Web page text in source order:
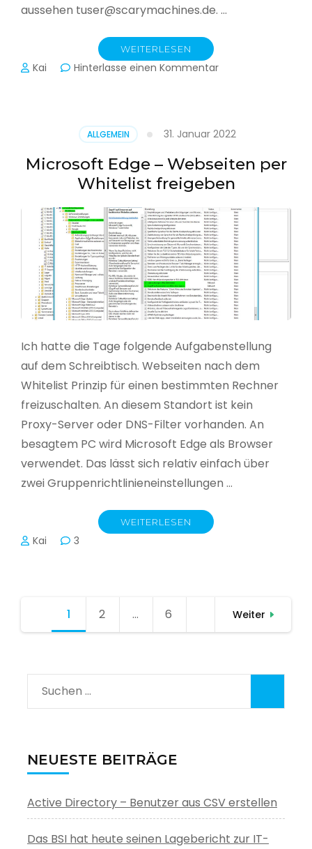
aussehen tuser@scarymachines.de. …
WEITERLESEN
Kai Hinterlasse einen Kommentarzu
(UPN)
im
Active
Directory
ALLGEMEIN 31. Januar 2022
Microsoft Edge – Webseiten per
Whitelist freigeben
Ich hatte die Tage folgende Aufgabenstellung
auf dem Schreibtisch. Webseiten nach dem
Whitelist Prinzip für einen bestimmten Rechner
freizuschalten. An diesem Standort ist kein
Proxy-Server oder DNS-Filter vorhanden. An
besagtem PC wird Microsoft Edge als Browser
verwendet. Das lässt sich relativ einfach über
zwei Gruppenrichtlinieneinstellungen …
WEITERLESEN
Kai 3
Seitennummerierung
1 Seite
2 … Seite
6 Weiter
Suchen
nach:
NEUESTE BEITRÄGE
Active Directory – Benutzer aus CSV erstellen
Das BSI hat heute seinen Lagebericht zur IT-